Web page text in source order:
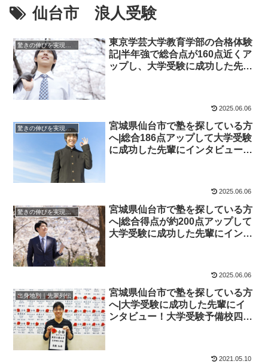
仙台市 浪人受験
東京学芸大学教育学部の合格体験
記|半年強で総合点が160点近くア
ップし、大学受験に成功した先輩
2025.06.06
驚きの伸びを実現｜先輩列伝
宮城県仙台市で塾を探している方
へ|総合186点アップして大学受験
に成功した先輩にインタビュー！
2025.06.06
驚きの伸びを実現｜先輩列伝
宮城県仙台市で塾を探している方
へ|総合得点が約200点アップして
大学受験に成功した先輩にインタ
2025.06.06
出身地別｜先輩列伝
宮城県仙台市で塾を探している方
へ|大学受験に成功した先輩にイ
ンタビュー！大学受験予備校四谷
2021.05.10